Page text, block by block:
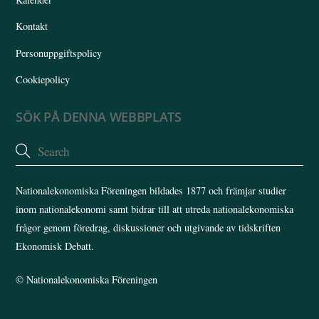
Kontakt
Personuppgiftspolicy
Cookiepolicy
SÖK PÅ DENNA WEBBPLATS
Nationalekonomiska Föreningen bildades 1877 och främjar studier
inom nationalekonomi samt bidrar till att utreda nationalekonomiska
frågor genom föredrag, diskussioner och utgivande av tidskriften
Ekonomisk Debatt.
©Nationalekonomiska Föreningen